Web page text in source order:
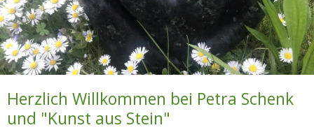
Herzlich Willkommen bei Petra Schenk
und "Kunst aus Stein"